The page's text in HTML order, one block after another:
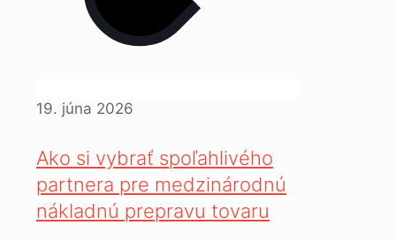
19. júna 2026
Ako si vybrať spoľahlivého
partnera pre medzinárodnú
nákladnú prepravu tovaru